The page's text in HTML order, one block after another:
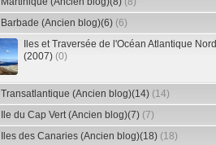
Barbade (Ancien blog)(6) (6)
Iles et Traversée de l'Océan Atlantique Nord
(2007) (0)
Transatlantique (Ancien blog)(14) (14)
Ile du Cap Vert (Ancien blog)(7) (7)
Iles des Canaries (Ancien blog)(18) (18)